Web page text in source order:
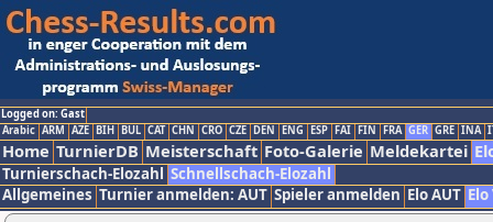
Logged on: Gast
Arabic ARM AZE BIH BUL CAT CHN CRO CZE DEN ENG ESP FAI FIN FRA GER GRE INA
Home TurnierDB Meisterschaft Foto-Galerie Meldekartei
Turnierschach-Elozahl Schnellschach-Elozahl
Allgemeines Turnier anmelden: AUT Spieler anmelden Elo AUT